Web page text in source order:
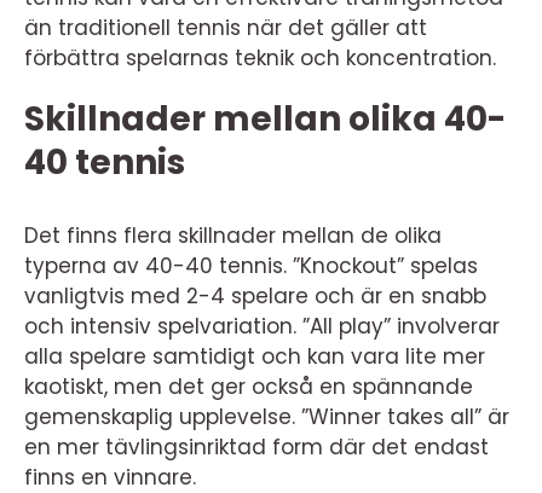
än traditionell tennis när det gäller att
förbättra spelarnas teknik och koncentration.
Skillnader mellan olika 40-
40 tennis
Det finns flera skillnader mellan de olika
typerna av 40-40 tennis. ”Knockout” spelas
vanligtvis med 2-4 spelare och är en snabb
och intensiv spelvariation. ”All play” involverar
alla spelare samtidigt och kan vara lite mer
kaotiskt, men det ger också en spännande
gemenskaplig upplevelse. ”Winner takes all” är
en mer tävlingsinriktad form där det endast
finns en vinnare.